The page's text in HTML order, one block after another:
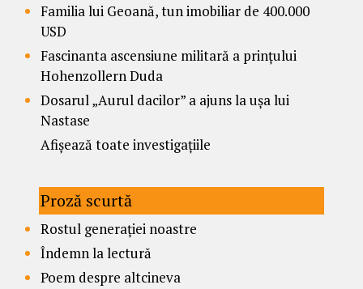
Familia lui Geoană, tun imobiliar de 400.000
USD
Fascinanta ascensiune militară a prințului
Hohenzollern Duda
Dosarul „Aurul dacilor” a ajuns la ușa lui
Nastase
Afișează toate investigațiile
Proză scurtă
Rostul generației noastre
Îndemn la lectură
Poem despre altcineva